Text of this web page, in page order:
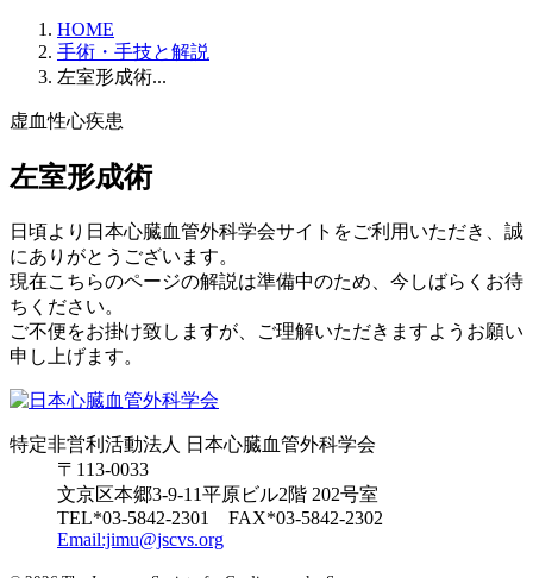
HOME
手術・手技と解説
左室形成術...
虚血性心疾患
左室形成術
日頃より日本心臓血管外科学会サイトをご利用いただき、誠
にありがとうございます。
現在こちらのページの解説は準備中のため、今しばらくお待
ちください。
ご不便をお掛け致しますが、ご理解いただきますようお願い
申し上げます。
特定非営利活動法人 日本心臓血管外科学会
〒 113-0033
文京区本郷3-9-11平原ビル2階 202号室
TEL*03-5842-2301 FAX*03-5842-2302
Email:jimu@jscvs.org